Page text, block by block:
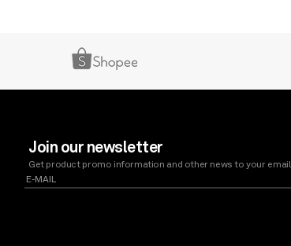
Join our newsletter
Get product promo information and other news to your email.